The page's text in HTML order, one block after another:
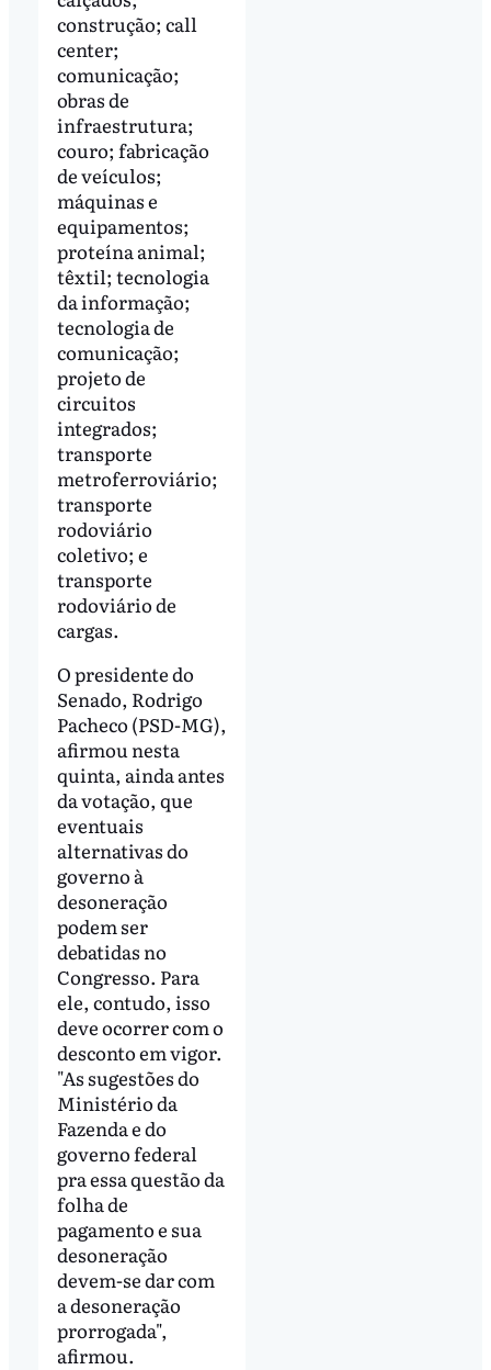
construção; call
center;
comunicação;
obras de
infraestrutura;
couro; fabricação
de veículos;
máquinas e
equipamentos;
proteína animal;
têxtil; tecnologia
da informação;
tecnologia de
comunicação;
projeto de
circuitos
integrados;
transporte
metroferroviário;
transporte
rodoviário
coletivo; e
transporte
rodoviário de
cargas.
O presidente do
Senado, Rodrigo
Pacheco (PSD-MG),
afirmou nesta
quinta, ainda antes
da votação, que
eventuais
alternativas do
governo à
desoneração
podem ser
debatidas no
Congresso. Para
ele, contudo, isso
deve ocorrer com o
desconto em vigor.
"As sugestões do
Ministério da
Fazenda e do
governo federal
pra essa questão da
folha de
pagamento e sua
desoneração
devem-se dar com
a desoneração
prorrogada",
afirmou.